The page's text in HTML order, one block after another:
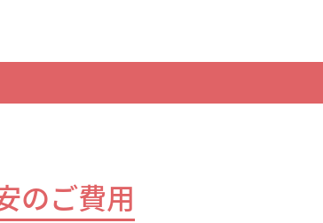
のご費用